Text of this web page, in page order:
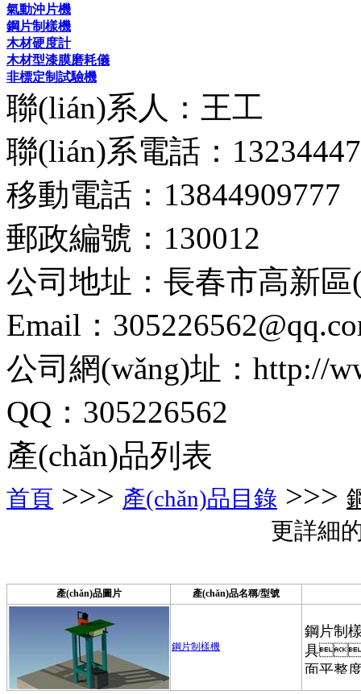
氣動沖片機
鋼片制樣機
木材硬度計
木材型漆膜磨耗儀
非標定制試驗機
聯(lián)系人：王工
聯(lián)系電話：
移動電話：13844909777
郵政編號：130012
公司地址：長春市高新區
Email：
公司網(wǎng)址：http://
QQ：305226562
產(chǎn)品列表
首頁 >>> 產(chǎn)品目錄 >>>
更詳細
產(chǎn)品圖片 產(chǎn)品名稱/型號
鋼片制樣機